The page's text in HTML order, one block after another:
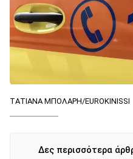
ΤΑΤΙΑΝΑ ΜΠΟΛΑΡΗ/EUROKINISSI
Δες περισσότερα